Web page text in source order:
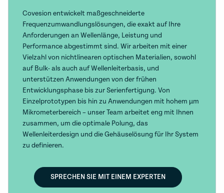
Covesion entwickelt maßgeschneiderte
Frequenzumwandlungslösungen, die exakt auf Ihre
Anforderungen an Wellenlänge, Leistung und
Performance abgestimmt sind. Wir arbeiten mit einer
Vielzahl von nichtlinearen optischen Materialien, sowohl
auf Bulk- als auch auf Wellenleiterbasis, und
unterstützen Anwendungen von der frühen
Entwicklungsphase bis zur Serienfertigung. Von
Einzelprototypen bis hin zu Anwendungen mit hohem µm
Mikrometerbereich – unser Team arbeitet eng mit Ihnen
zusammen, um die optimale Polung, das
Wellenleiterdesign und die Gehäuselösung für Ihr System
zu definieren.
SPRECHEN SIE MIT EINEM EXPERTEN